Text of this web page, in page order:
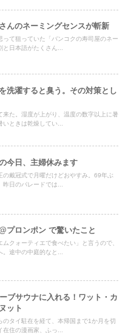
んのネーミングセンスが斬新
って狙っていた「バンコクの寿司屋のネー
と日本語がたくさん...
洗濯すると臭う。その対策とし
来た。湿度が上がり、温度の数字以上に暑
いときは乾燥してい...
今日、主婦休みます
の戴冠式で月曜だけどおやすみ。69年ぶ
日のパレードでは...
プロンポン で驚いたこと
クォーティエで食べたい」と言うので、
。途中の中庭的なと...
ブサウナに入れる！ワット・カ
ット
のタイ駐在を経て、本帰国まで1か月を切
住の漫画家、ふっ...